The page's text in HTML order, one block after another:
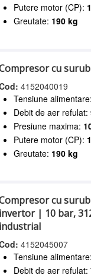
Putere motor (CP):
Greutate: 190 kg
cu surub
4152040019
Tensiune
Debit de aer refulat:
Presiune maxima:
Putere motor (CP):
Greutate: 190 kg
cu surub
| 10 bar,
4152045007
Tensiune
Debit de aer refulat: